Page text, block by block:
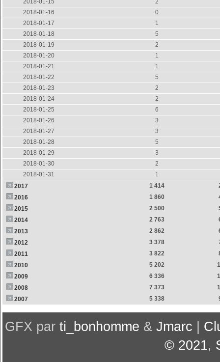
2018-01-15
2
2018-01-16
0
2018-01-17
1
2018-01-18
5
2018-01-19
2
2018-01-20
1
2018-01-21
1
2018-01-22
5
2018-01-23
2
2018-01-24
2
2018-01-25
6
2018-01-26
3
2018-01-27
3
2018-01-28
5
2018-01-29
3
2018-01-30
2
2018-01-31
1
2017
1 414
2016
1 860
2015
2 500
2014
2 763
2013
2 862
2012
3 378
2011
3 822
2010
5 202
2009
6 336
2008
7 373
2007
5 338
GFX par ti_bonhomme & Jmarc
© 2021,